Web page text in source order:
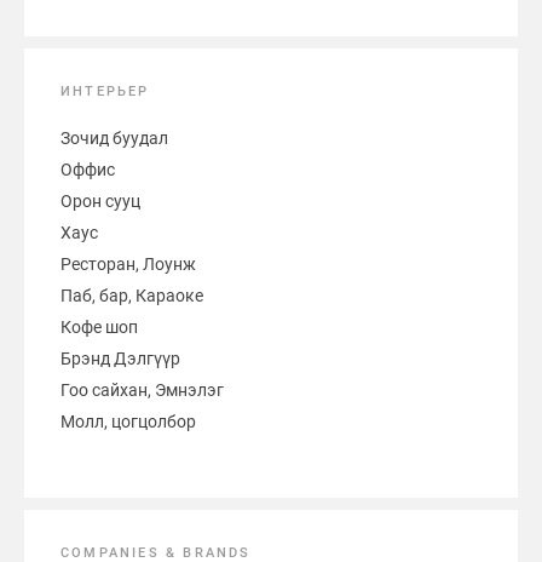
ИНТЕРЬЕР
Зочид буудал
Оффис
Орон сууц
Хаус
Ресторан, Лоунж
Паб, бар, Караоке
Кофе шоп
Брэнд Дэлгүүр
Гоо сайхан, Эмнэлэг
Молл, цогцолбор
COMPANIES & BRANDS